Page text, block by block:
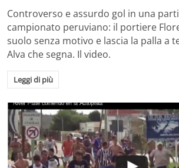
Controverso e assurdo gol in una
campionato peruviano: il portiere
suolo senza motivo e lascia la palla a
Alva che segna. Il video.
Leggi di più